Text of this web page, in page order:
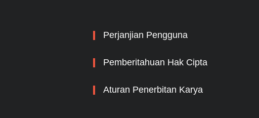
Perjanjian Pengguna
Pemberitahuan Hak Cipta
Aturan Penerbitan Karya